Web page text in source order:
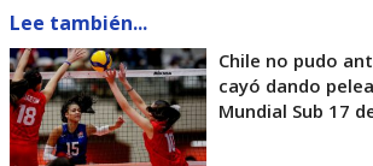
Lee también...
Chile no pudo
cayó dando
Mundial Sub 17